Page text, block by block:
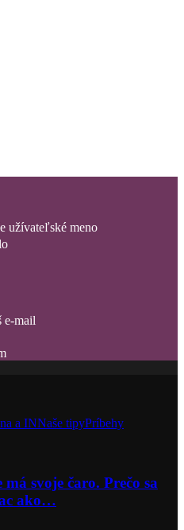
užívateľské meno
e-mail
a INNaše tipyPríbehy
má svoje čaro. Prečo sa
ako…